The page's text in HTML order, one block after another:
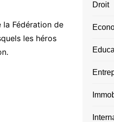
la Fédération de
les héros
Droit